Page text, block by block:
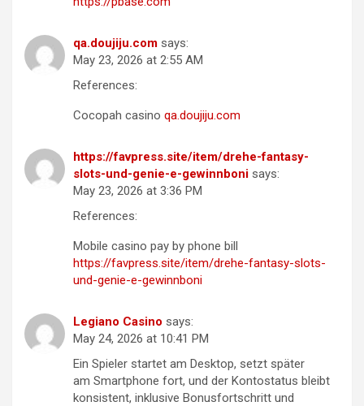
qa.doujiju.com says:
May 23, 2026 at 2:55 AM
References:
Cocopah casino qa.doujiju.com
https://favpress.site/item/drehe-fantasy-
slots-und-genie-e-gewinnboni says:
May 23, 2026 at 3:36 PM
References:
Mobile casino pay by phone bill
https://favpress.site/item/drehe-fantasy-slots-
und-genie-e-gewinnboni
Legiano Casino says:
May 24, 2026 at 10:41 PM
Ein Spieler startet am Desktop, setzt später
am Smartphone fort, und der Kontostatus bleibt
konsistent, inklusive Bonusfortschritt und